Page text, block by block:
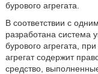
бурового агрегата.
В соответствии с
разработана система
бурового агрегата,
агрегат содержит
средство,